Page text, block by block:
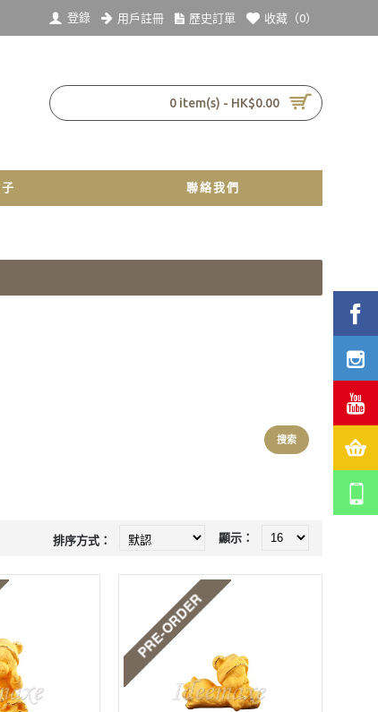
登錄 用戶註冊 歷史訂單 收藏（0）
0 item(s) - HK$0.00
聯絡我們
顯示：
排序方式：